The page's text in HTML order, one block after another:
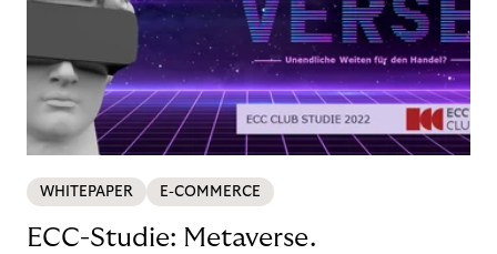
WHITEPAPER E-COMMERCE
ECC-Studie: Metaverse.